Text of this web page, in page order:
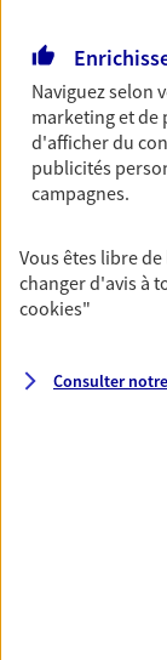
Préparez
votre vie
notre
d'accident
Naviguez selon
marketing et
d'afficher du
publicités
campagnes.
Vous êtes libre
changer d'avis à
cookies"
Consulter